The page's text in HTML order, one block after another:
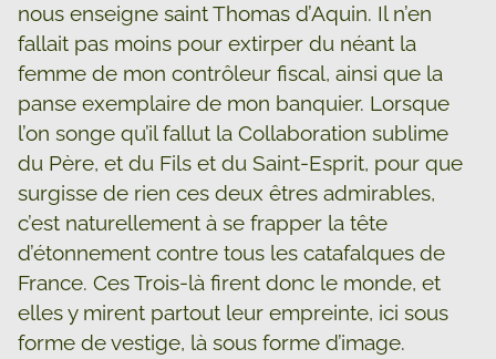
nous enseigne saint Thomas d’Aquin. Il n’en
fallait pas moins pour extirper du néant la
femme de mon contrôleur fiscal, ainsi que la
panse exemplaire de mon banquier. Lorsque
l’on songe qu’il fallut la Collaboration sublime
du Père, et du Fils et du Saint-Esprit, pour que
surgisse de rien ces deux êtres admirables,
c’est naturellement à se frapper la tête
d’étonnement contre tous les catafalques de
France. Ces Trois-là firent donc le monde, et
elles y mirent partout leur empreinte, ici sous
forme de vestige, là sous forme d’image.